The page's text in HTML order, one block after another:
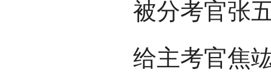
被分考官张
给主考官焦